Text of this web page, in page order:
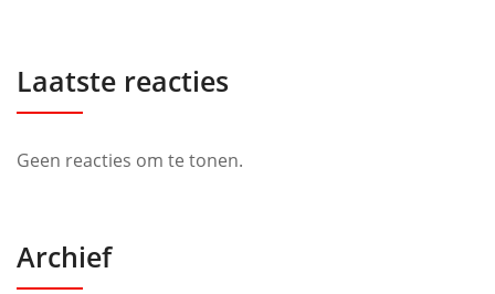
Laatste reacties
Geen reacties om te tonen.
Archief